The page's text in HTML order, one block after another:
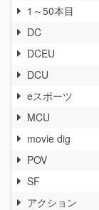
1～50本目
DC
DCEU
DCU
eスポーツ
MCU
movie dig
POV
SF
アクション